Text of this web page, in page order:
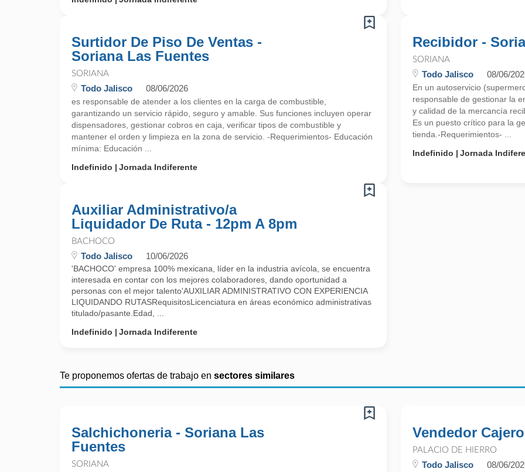
Surtidor De Piso De Ventas -
Soriana Las Fuentes
SORIANA
Todo Jalisco 08/06/2026
es responsable de atender a los clientes en la carga de combustible,
garantizando un servicio rápido, seguro y amable. Sus funciones incluyen operar
dispensadores, gestionar cobros en caja, verificar tipos de combustible y
mantener el orden y limpieza en la zona de servicio. -Requerimientos- Educación
mínima: Educación ...
Indefinido
Jornada Indiferente
Recibidor -
SORIANA
Todo Jalisco 08/06/
En un autoservicio
responsable de gestionar la
y calidad de la mercancía
Es un puesto crítico para la
tienda.-Requerimientos- ...
Indefinido
Jornada
Auxiliar Administrativo/a
Liquidador De Ruta - 12pm A 8pm
BACHOCO
Todo Jalisco 10/06/2026
'BACHOCO' empresa 100% mexicana, líder en la industria avícola, se encuentra
interesada en contar con los mejores colaboradores, dando oportunidad a
personas con el mejor talento'AUXILIAR ADMINISTRATIVO CON EXPERIENCIA
LIQUIDANDO RUTASRequisitosLicenciatura en áreas económico administrativas
titulado/pasante.Edad, ...
Indefinido
Jornada Indiferente
Te proponemos ofertas de trabajo en sectores similares
Salchichoneria - Soriana Las
Fuentes
SORIANA
Vendedor
PALACIO DE HIERRO
Todo Jalisco 08/06/